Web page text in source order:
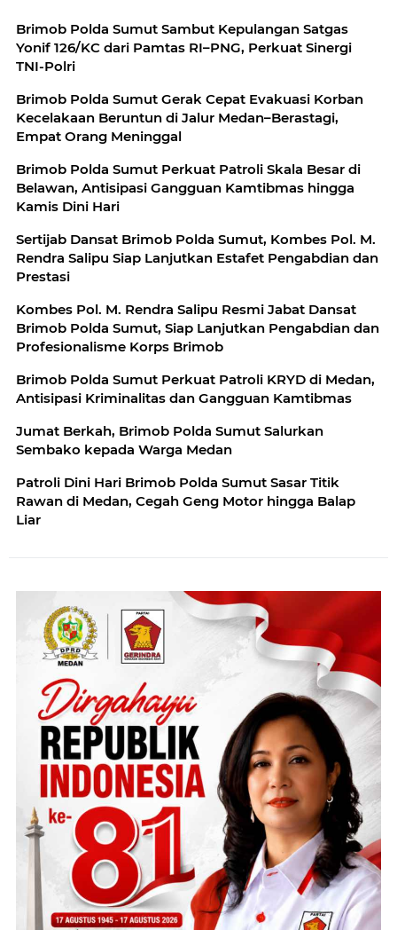
Brimob Polda Sumut Sambut Kepulangan Satgas
Yonif 126/KC dari Pamtas RI–PNG, Perkuat Sinergi
TNI-Polri
Brimob Polda Sumut Gerak Cepat Evakuasi Korban
Kecelakaan Beruntun di Jalur Medan–Berastagi,
Empat Orang Meninggal
Brimob Polda Sumut Perkuat Patroli Skala Besar di
Belawan, Antisipasi Gangguan Kamtibmas hingga
Kamis Dini Hari
Sertijab Dansat Brimob Polda Sumut, Kombes Pol. M.
Rendra Salipu Siap Lanjutkan Estafet Pengabdian dan
Prestasi
Kombes Pol. M. Rendra Salipu Resmi Jabat Dansat
Brimob Polda Sumut, Siap Lanjutkan Pengabdian dan
Profesionalisme Korps Brimob
Brimob Polda Sumut Perkuat Patroli KRYD di Medan,
Antisipasi Kriminalitas dan Gangguan Kamtibmas
Jumat Berkah, Brimob Polda Sumut Salurkan
Sembako kepada Warga Medan
Patroli Dini Hari Brimob Polda Sumut Sasar Titik
Rawan di Medan, Cegah Geng Motor hingga Balap
Liar